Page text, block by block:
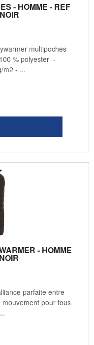
- HOMME - REF
multipoches
% polyester -
m2 - ...
- HOMME
parfaite entre
pour tous